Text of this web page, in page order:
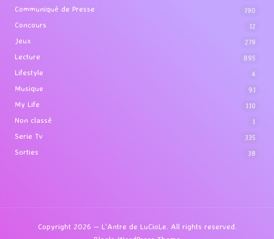
Communiqué de Presse 190
Concours 12
Jeux 279
Lecture 895
Lifestyle 4
Musique 91
My Life 110
Non classé 1
Serie Tv 335
Sorties 38
Copyright 2026 — L'Antre de LuCioLe. All rights reserved.